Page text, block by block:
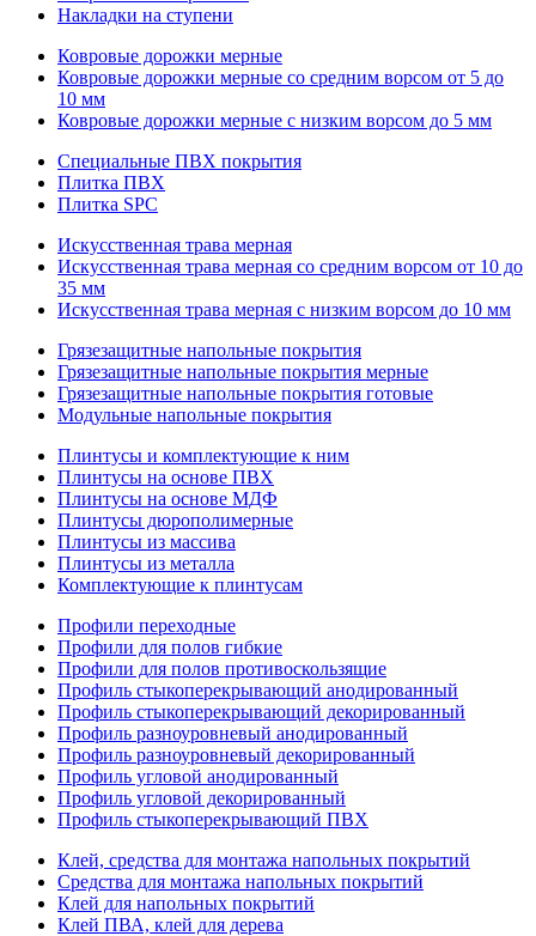
Накладки на ступени
Ковровые дорожки мерные
Ковровые дорожки мерные со средним ворсом от 5 до
10 мм
Ковровые дорожки мерные с низким ворсом до 5 мм
Специальные ПВХ покрытия
Плитка ПВХ
Плитка SPC
Искуccтвенная трава мерная
Искусственная трава мерная со средним ворсом от 10 до
35 мм
Искусственная трава мерная с низким ворсом до 10 мм
Грязезащитные напольные покрытия
Грязезащитные напольные покрытия мерные
Грязезащитные напольные покрытия готовые
Модульные напольные покрытия
Плинтусы и комплектующие к ним
Плинтусы на основе ПВХ
Плинтусы на основе МДФ
Плинтусы дюрополимерные
Плинтусы из массива
Плинтусы из металла
Комплектующие к плинтусам
Профили переходные
Профили для полов гибкие
Профили для полов противоскользящие
Профиль стыкоперекрывающий анодированный
Профиль стыкоперекрывающий декорированный
Профиль разноуровневый анодированный
Профиль разноуровневый декорированный
Профиль угловой анодированный
Профиль угловой декорированный
Профиль стыкоперекрывающий ПВХ
Клей, средства для монтажа напольных покрытий
Средства для монтажа напольных покрытий
Клей для напольных покрытий
Клей ПВА, клей для дерева